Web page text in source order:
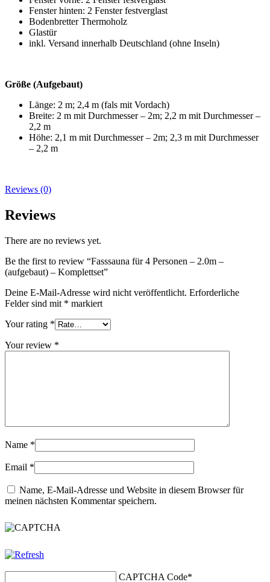
Fenster hinten: 2 Fenster festverglast
Bodenbretter Thermoholz
Glastür
inkl. Versand innerhalb Deutschland (ohne Inseln)
Größe (Aufgebaut)
Länge: 2 m; 2,4 m (fals mit Vordach)
Breite: 2 m mit Durchmesser – 2m; 2,2 m mit Durchmesser –
2,2 m
Höhe: 2,1 m mit Durchmesser – 2m; 2,3 m mit Durchmesser
– 2,2 m
Reviews (0)
Reviews
There are no reviews yet.
Be the first to review “Fasssauna für 4 Personen – 2.0m –
(aufgebaut) – Komplettset”
Deine E-Mail-Adresse wird nicht veröffentlicht. Erforderliche
Felder sind mit * markiert
Your rating *
Your review *
Name *
Email *
Name, E-Mail-Adresse und Website in diesem Browser für
meinen nächsten Kommentar speichern.
CAPTCHA Code*